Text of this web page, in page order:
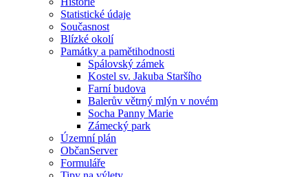
Statistické údaje
Současnost
Blízké okolí
Památky a pamětihodnosti
Spálovský zámek
Kostel sv. Jakuba Staršího
Farní budova
Balerův větrný mlýn v novém
Socha Panny Marie
Zámecký park
Územní plán
ObčanServer
Formuláře